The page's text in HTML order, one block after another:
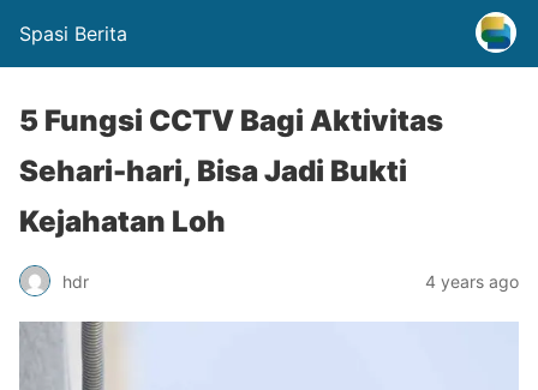
Spasi Berita
5 Fungsi CCTV Bagi Aktivitas
Sehari-hari, Bisa Jadi Bukti
Kejahatan Loh
hdr 4 years ago